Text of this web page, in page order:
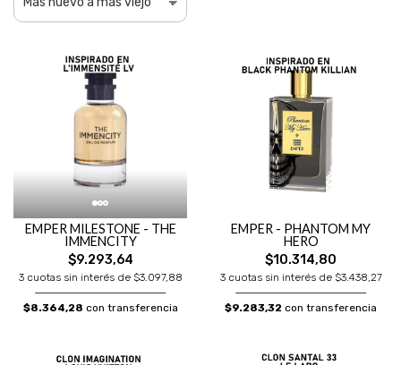
EMPER MILESTONE - THE
IMMENCITY
$9.293,64
3 cuotas sin interés de $3.097,88
$8.364,28 con transferencia
EMPER - PHANTOM MY
HERO
$10.314,80
3 cuotas sin interés de $3.438,27
$9.283,32 con transferencia